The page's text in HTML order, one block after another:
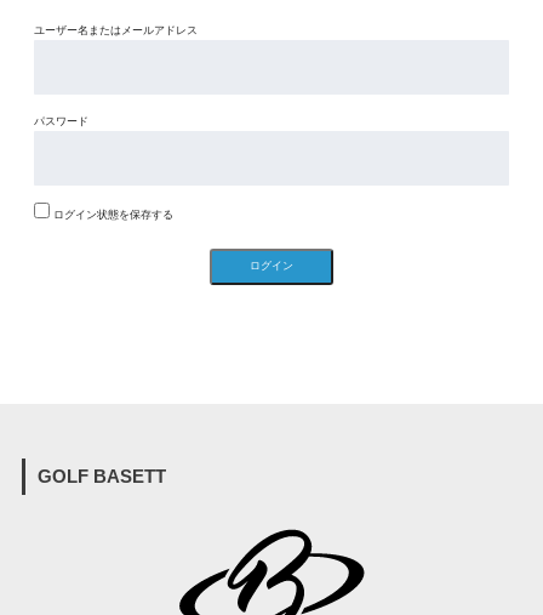
ユーザー名またはメールアドレス
パスワード
ログイン状態を保存する
GOLF BASETT